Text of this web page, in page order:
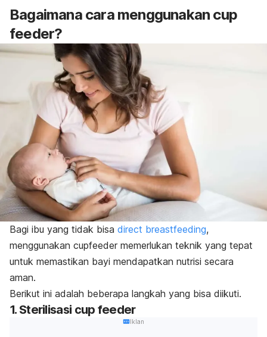
Bagaimana cara menggunakan cup
feeder?
Bagi ibu yang tidak bisa direct breastfeeding,
menggunakan cupfeeder memerlukan teknik yang tepat
untuk memastikan bayi mendapatkan nutrisi secara
aman.
Berikut ini adalah beberapa langkah yang bisa diikuti.
1. Sterilisasi cup feeder
Iklan